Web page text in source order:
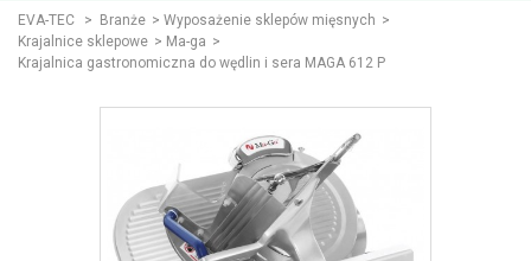
EVA-TEC > Branże > Wyposażenie sklepów mięsnych >
Krajalnice sklepowe > Ma-ga >
Krajalnica gastronomiczna do wędlin i sera MAGA 612 P